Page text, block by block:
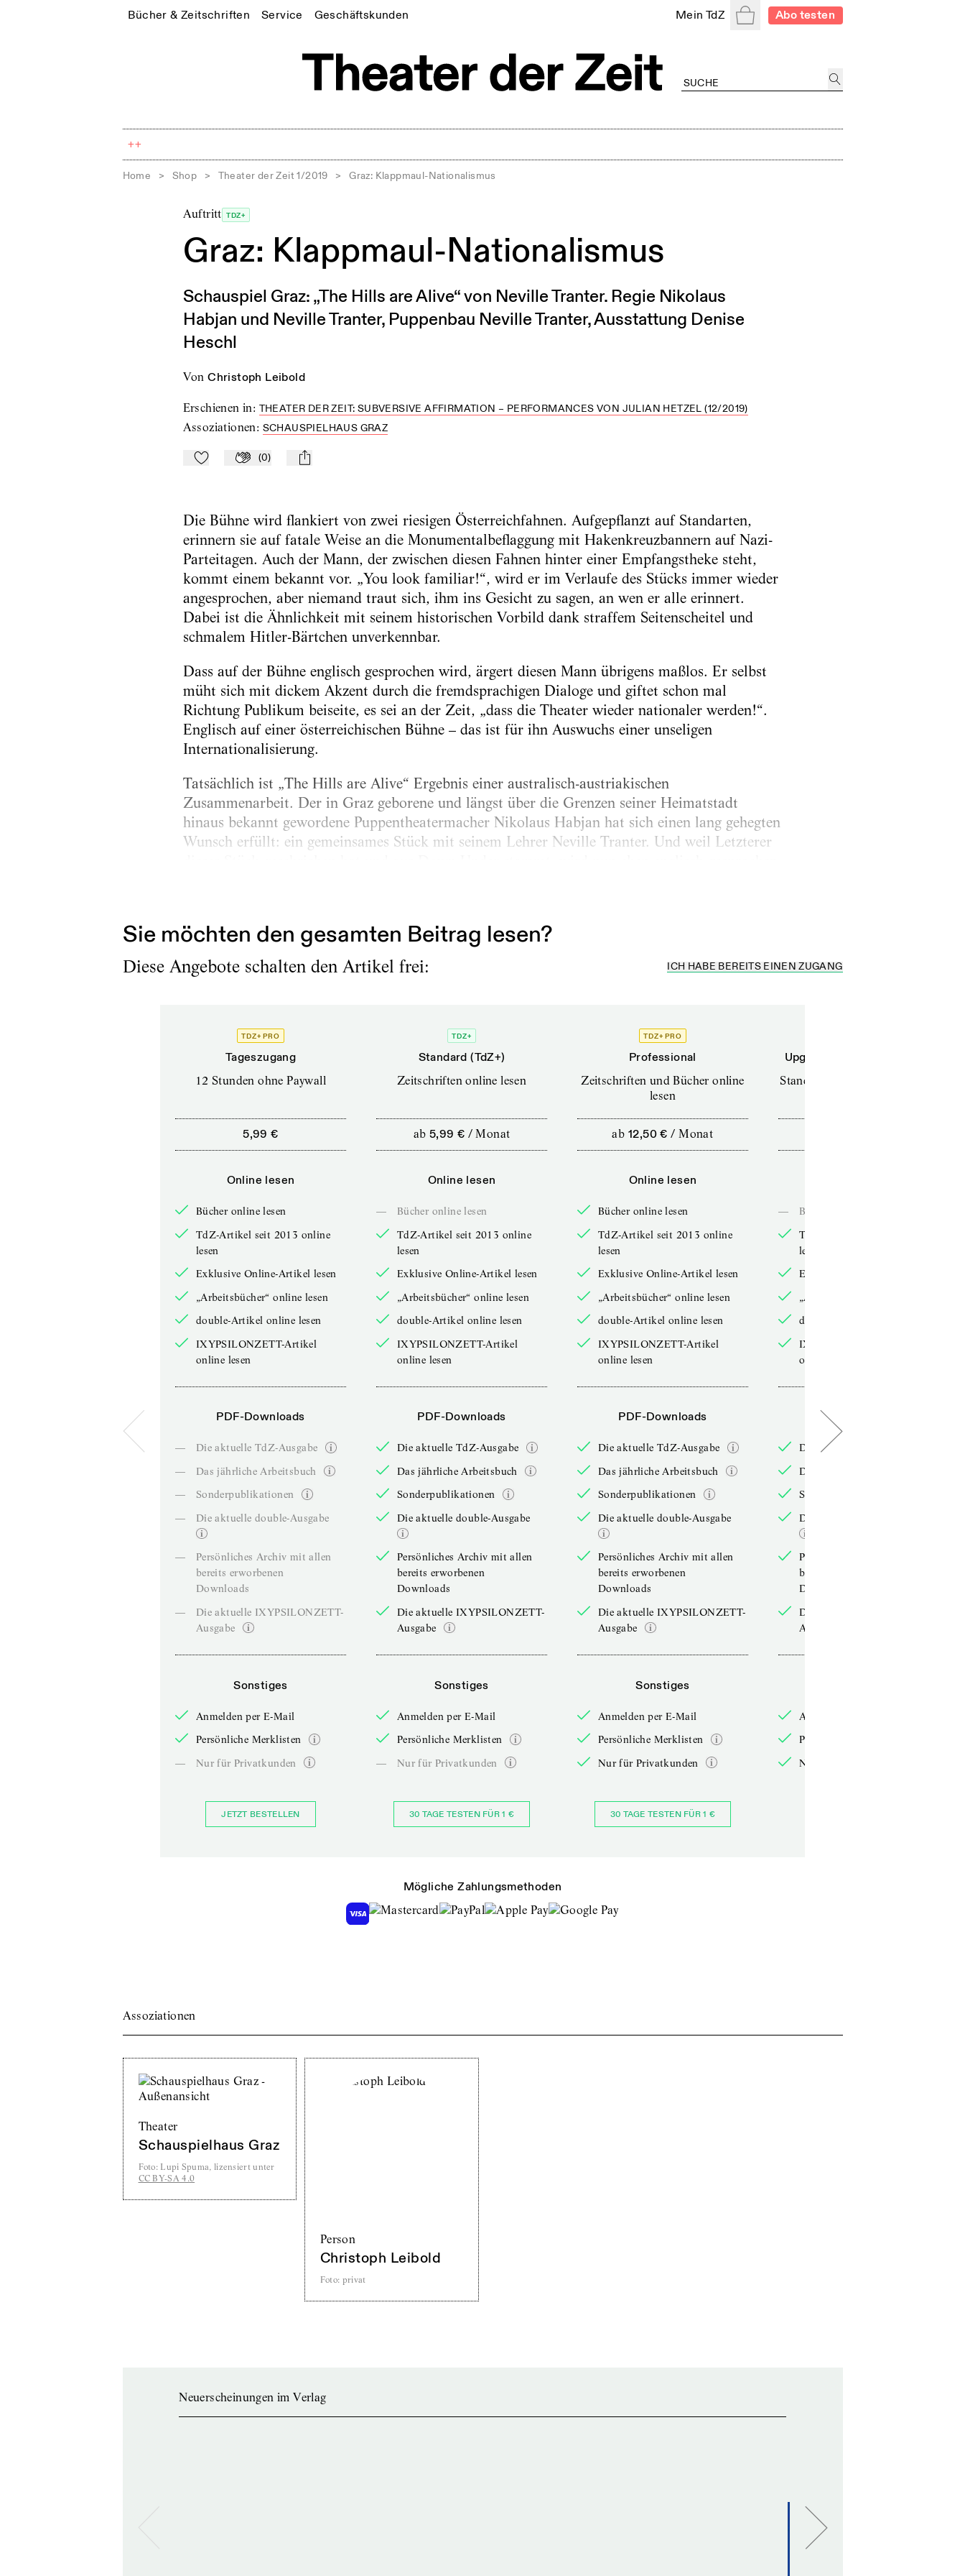
Bücher & Zeitschriften Service Geschäftskunden Mein TdZ WarenkorbAbo testen
++
Home > Shop > Theater der Zeit 1/2019 > Graz: Klappmaul-Nationalismus
Auftritt TDZ+
Graz: Klappmaul-Nationalismus
Schauspiel Graz: „The Hills are Alive“ von Neville Tranter. Regie Nikolaus
Habjan und Neville Tranter, Puppenbau Neville Tranter, Ausstattung Denise
Heschl
von Christoph Leibold
Erschienen in: THEATER DER ZEIT: SUBVERSIVE AFFIRMATION – PERFORMANCES VON JULIAN HETZEL (12/2019)
Assoziationen: SCHAUSPIELHAUS GRAZ
Zu Mein-TdZ hinzufügen
Applaudieren
(0) mail
Die Bühne wird flankiert von zwei riesigen ­Österreichfahnen. Aufgepflanzt auf Standarten,
erinnern sie auf fatale Weise an die ­Monumentalbeflaggung mit Hakenkreuzbannern auf ­Nazi-
Parteitagen. Auch der Mann, der zwischen diesen Fahnen hinter einer Empfangstheke steht,
kommt einem bekannt vor. „You look familiar!“, wird er im Verlaufe des Stücks immer wieder
angesprochen, aber niemand traut sich, ihm ins Gesicht zu sagen, an wen er alle erinnert.
Dabei ist die Ähnlichkeit mit seinem historischen Vorbild dank straffem Seitenscheitel und
schmalem Hitler-Bärtchen unverkennbar.
Dass auf der Bühne englisch gesprochen wird, ärgert diesen Mann übrigens maßlos. Er selbst
müht sich mit dickem Akzent durch die fremdsprachigen Dialoge und giftet schon mal
Richtung Publikum beiseite, es sei an der Zeit, „dass die Theater wieder nationaler werden!“.
Englisch auf einer österreichischen Bühne – das ist für ihn Auswuchs einer unseligen
Internationalisierung.
Tatsächlich ist „The Hills are Alive“ ­Ergebnis einer australisch-austriakischen
Zusammenarbeit. Der in Graz geborene und längst über die Grenzen seiner Heimatstadt
hinaus bekannt gewordene Puppentheatermacher ­Nikolaus Habjan hat sich einen lang gehegten
Wunsch erfüllt: ein gemeinsames Stück mit seinem Lehrer Neville Tranter. Und weil Letzterer
Sie möchten den gesamten Beitrag lesen?
Diese Angebote schalten den Artikel frei: ICH HABE BEREITS EINEN ZUGANG
TDZ+ PRO
Tageszugang
12 Stunden ohne Paywall
5,99 €
Online lesen
Bücher online lesen
TdZ-Artikel seit 2013 online
lesen
Exklusive Online-Artikel lesen
„Arbeitsbücher“ online lesen
double-Artikel online lesen
IXYPSILONZETT-Artikel
online lesen
PDF-Downloads
—
Die aktuelle TdZ-Ausgabe
—
Das jährliche Arbeitsbuch
—
Sonderpublikationen
—
Die aktuelle double-Ausgabe
—
Persönliches Archiv mit allen
bereits erworbenen
Downloads
—
Die aktuelle IXYPSILONZETT-
Ausgabe
Sonstiges
Anmelden per E-Mail
Persönliche Merklisten
—
Nur für Privatkunden
JETZT BESTELLEN
TDZ+
Standard (TdZ+)
Zeitschriften online lesen
ab 5,99 € /Monat
Online lesen
—
Bücher online lesen
TdZ-Artikel seit 2013 online
lesen
Exklusive Online-Artikel lesen
„Arbeitsbücher“ online lesen
double-Artikel online lesen
IXYPSILONZETT-Artikel
online lesen
PDF-Downloads
Die aktuelle TdZ-Ausgabe
Das jährliche Arbeitsbuch
Sonderpublikationen
Die aktuelle double-Ausgabe
Persönliches Archiv mit allen
bereits erworbenen
Downloads
Die aktuelle IXYPSILONZETT-
Ausgabe
Sonstiges
Anmelden per E-Mail
Persönliche Merklisten
—
Nur für Privatkunden
30 TAGE TESTEN FÜR 1 €
TDZ+ PRO
Professional
Zeitschriften und Bücher online
lesen
ab 12,50 € /Monat
Online lesen
Bücher online lesen
TdZ-Artikel seit 2013 online
lesen
Exklusive Online-Artikel lesen
„Arbeitsbücher“ online lesen
double-Artikel online lesen
IXYPSILONZETT-Artikel
online lesen
PDF-Downloads
Die aktuelle TdZ-Ausgabe
Das jährliche Arbeitsbuch
Sonderpublikationen
Die aktuelle double-Ausgabe
Persönliches Archiv mit allen
bereits erworbenen
Downloads
Die aktuelle IXYPSILONZETT-
Ausgabe
Sonstiges
Anmelden per E-Mail
Persönliche Merklisten
Nur für Privatkunden
30 TAGE TESTEN FÜR 1 €
Upgrade für Printabonnenten
Standard (TdZ+) – Zeitschriften
—
Bücher online lesen
TdZ-Artikel seit 2013 online
lesen
Exklusive Online-Artikel lesen
„Arbeitsbücher“ online lesen
double-Artikel online lesen
IXYPSILONZETT-Artikel
online lesen
PDF-Downloads
Die aktuelle TdZ-Ausgabe
Das jährliche Arbeitsbuch
Sonderpublikationen
Die aktuelle double-Ausgabe
Persönliches Archiv mit allen
bereits erworbenen
Downloads
Die aktuelle IXYPSILONZETT-
Ausgabe
Anmelden per E-Mail
Persönliche Merklisten
Nur für Privatkunden
Mögliche Zahlungsmethoden
Assoziationen
Theater
Schauspielhaus Graz
Foto: Lupi Spuma, lizensiert unter
CC BY-SA 4.0
Person
Christoph Leibold
Foto: privat
Neuerscheinungen im Verlag